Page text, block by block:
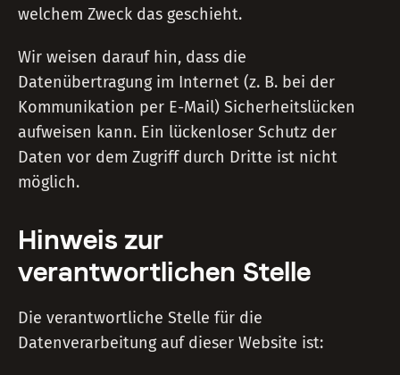
welchem Zweck das geschieht.
Wir weisen darauf hin, dass die
Datenübertragung im Internet (z. B. bei der
Kommunikation per E-Mail) Sicherheitslücken
aufweisen kann. Ein lückenloser Schutz der
Daten vor dem Zugriff durch Dritte ist nicht
möglich.
Hinweis zur
verantwortlichen Stelle
Die verantwortliche Stelle für die
Datenverarbeitung auf dieser Website ist: